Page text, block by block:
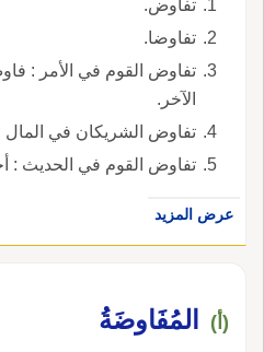
تفاوض.
تفاوضا.
تفاوض القوم في الأمر :
الآخر.
تفاوض الشريكان في المال :
تفاوض القوم في الحديث :
عرض المزيد
(أ) المُفَاوضَةُ